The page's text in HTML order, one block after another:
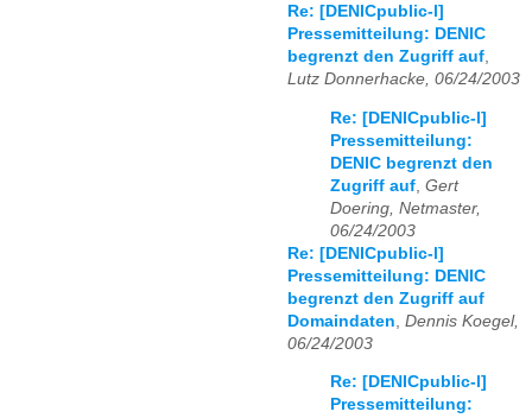
Re: [DENICpublic-l]
Pressemitteilung: DENIC
begrenzt den Zugriff auf
Lutz Donnerhacke, 06/24/2003
Re: [DENICpublic-l]
Pressemitteilung:
DENIC begrenzt den
Zugriff auf Gert
Doering, Netmaster,
06/24/2003
Re: [DENICpublic-l]
Pressemitteilung: DENIC
begrenzt den Zugriff auf
Domaindaten Dennis Koegel,
06/24/2003
Re: [DENICpublic-l]
Pressemitteilung: